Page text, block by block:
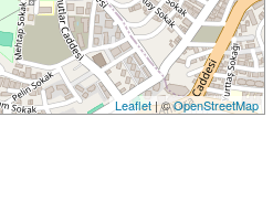
Leaflet| ©OpenStreetMap